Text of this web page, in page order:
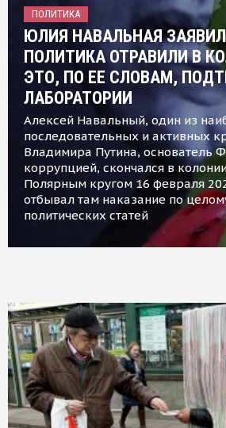
ПОЛИТИКА
ЮЛИЯ НАВАЛЬНАЯ
ПОЛИТИКА ОТРАВИЛИ В
ЭТО, ПО ЕЕ СЛОВАМ,
ЛАБОРАТОРИИ
Алексей Навальный, один из
последовательных и активных
Владимира Путина, основатель
коррупцией, скончался в
Полярным кругом 16 февраля
отбывал там наказание по
политических статей